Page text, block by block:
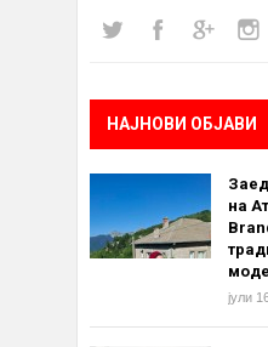
НАЈНОВИ ОБЈАВИ
на
јули